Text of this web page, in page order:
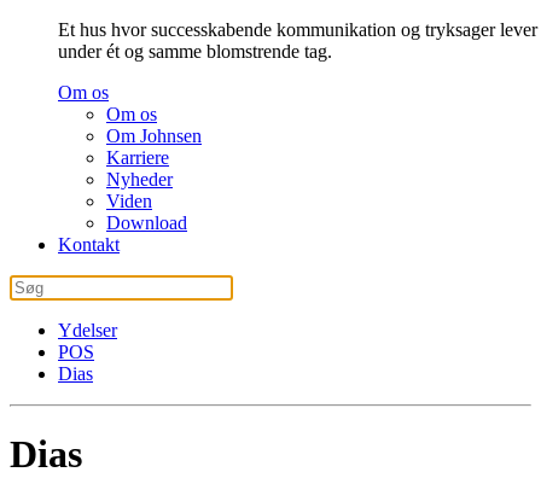
Et hus hvor successkabende kommunikation og tryksager lever
under ét og samme blomstrende tag.
Om os
Om os
Om Johnsen
Karriere
Nyheder
Viden
Download
Kontakt
Ydelser
POS
Dias
Dias